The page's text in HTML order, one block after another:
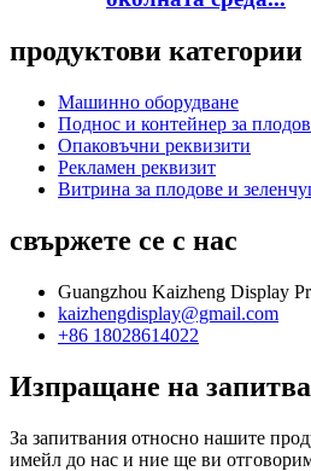
продуктови категории
Машинно оборудване
Поднос и контейнер за
Опаковъчни реквизити
Рекламен реквизит
Витрина за плодове и
свържете се с нас
Guangzhou Kaizheng Display
kaizhengdisplay@gmail.com
+86 18028614022
Изпращане на
За запитвания относно нашите
имейл до нас и ние ще ви